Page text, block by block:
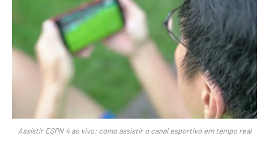
Assistir ESPN 4 ao vivo: como assistir o canal esportivo em tempo real